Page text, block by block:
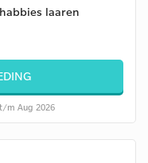
laaren
m Aug 2026